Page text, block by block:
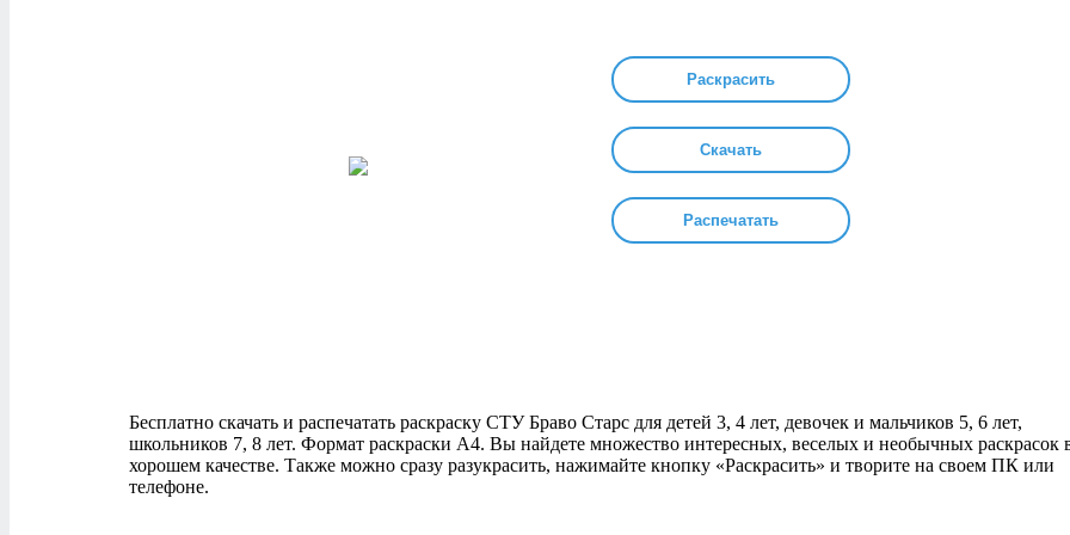
Раскрасить
Скачать
Распечатать
Бесплатно скачать и распечатать раскраску СТУ Браво Старс для детей 3, 4 лет, девочек и мальчиков 5, 6 лет,
школьников 7, 8 лет. Формат раскраски А4. Вы найдете множество интересных, веселых и необычных раскрасок
хорошем качестве. Также можно сразу разукрасить, нажимайте кнопку «Раскрасить» и творите на своем ПК или
телефоне.